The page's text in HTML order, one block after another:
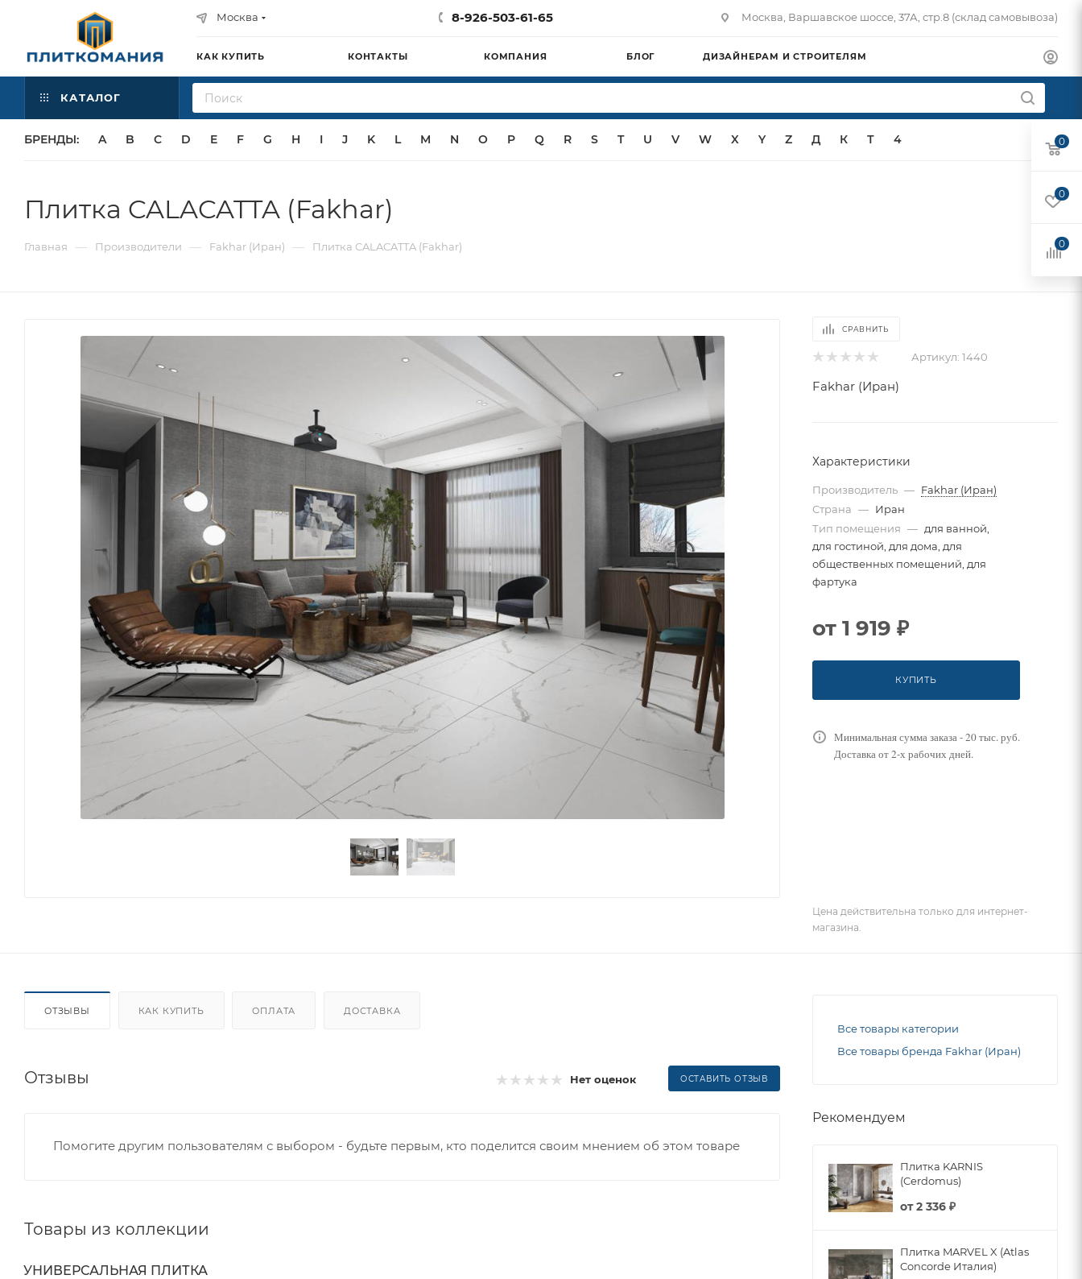
Москва 8-926-503-61-65 Москва, Варшавское шоссе, 37А, стр.8 (склад самовывоза)
КАК КУПИТЬ КОНТАКТЫ КОМПАНИЯ БЛОГ ДИЗАЙНЕРАМ И СТРОИТЕЛЯМ
КАТАЛОГ
БРЕНДЫ: A B C D E F G H I J K L M N O P Q R S T U V W X Y Z Д К Т 4
Плитка CALACATTA (Fakhar)
Главная — Производители — Fakhar (Иран) — Плитка CALACATTA (Fakhar)
СРАВНИТЬ
Артикул: 1440
Fakhar (Иран)
Характеристики
Производитель — Fakhar (Иран)
Страна — Иран
Тип помещения — для ванной,
для гостиной, для дома, для
общественных помещений, для
фартука
от 1 919 ₽
КУПИТЬ
Минимальная сумма заказа - 20 тыс. руб.
Доставка от 2-х рабочих дней.
Цена действительна только для интернет-
магазина.
ОТЗЫВЫ КАК КУПИТЬ ОПЛАТА ДОСТАВКА
Отзывы Нет оценок ОСТАВИТЬ ОТЗЫВ
Помогите другим пользователям с выбором - будьте первым, кто поделится своим мнением об этом товаре
Товары из коллекции
УНИВЕРСАЛЬНАЯ ПЛИТКА
Все товары категории
Все товары бренда Fakhar (Иран)
Рекомендуем
Плитка KARNIS
(Cerdomus)
от2 336 ₽
Плитка MARVEL X (Atlas
Concorde Италия)
0
0
0